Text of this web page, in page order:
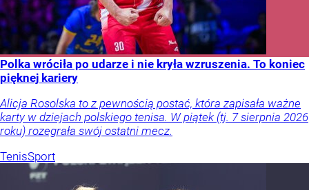
Polka wróciła po udarze i nie kryła wzruszenia. To koniec
pięknej kariery
Alicja Rosolska to z pewnością postać, która zapisała ważne
karty w dziejach polskiego tenisa. W piątek (tj. 7 sierpnia 2026
roku) rozegrała swój ostatni mecz.
TenisSport